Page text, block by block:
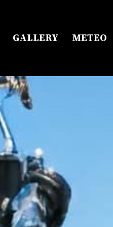
GALLERY METEO